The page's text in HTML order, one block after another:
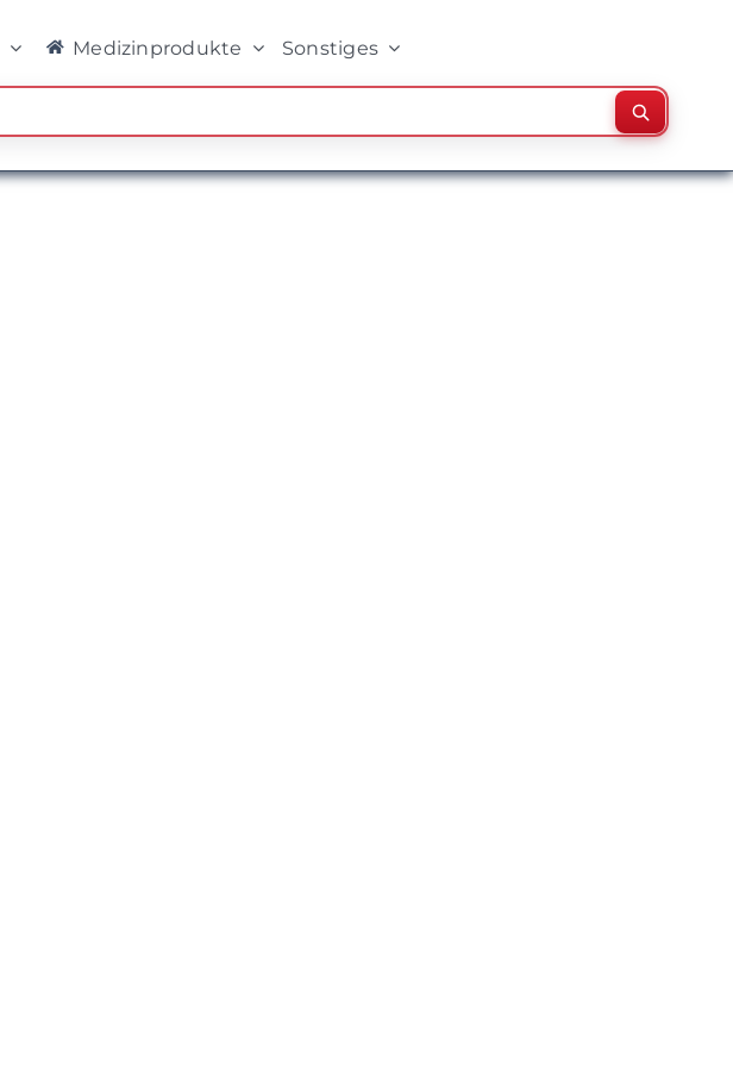
Medizinprodukte Sonstiges
Suchen